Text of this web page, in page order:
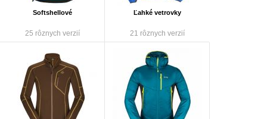
Softshellové
25 rôznych verzií
Ľahké vetrovky
21 rôznych verzií